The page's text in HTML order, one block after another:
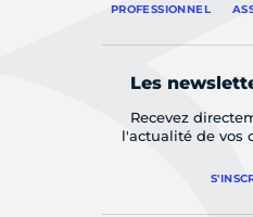
PROFESSIONNEL
Les
Recevez
l'actualité de vos